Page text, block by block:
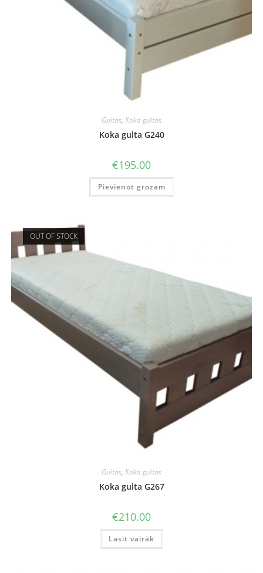
Gultas, Koka gultas
Koka gulta G240
€195.00
Pievienot grozam
OUT OF STOCK
Gultas, Koka gultas
Koka gulta G267
€210.00
Lasīt vairāk